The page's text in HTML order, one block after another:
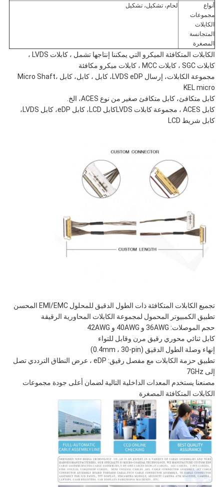
أنواع
مجموعات
الكابلات
المتجانسة
المصغرة
لحام، تشكيل، تشكيل
الكابلات المتكافئة الميكرو التي يمكننا إنتاجها تشمل ، كابلات LVDS ،
كابلات SGC ، كابلات MCC ، كابلات ميكرو مكافئة
مجموعة الكابلات، إرسال LVDS eDP، كابل ، كابل، كابل Micro Shaft،
KEL micro
كابل متكافئ، كابل متكافئ صغير من نوع ACES، الخ.
كابل ACES ، مجموعة كابلات LVDS
كابل LCD، كابل eDP، كابل LVDS،
كابل شريط LCD
تجميع الكابلات المتكافئة ذات الطول الدقيق للمحلول EMI/EMC المحسن
تطبيق الكمبيوتر المحمول لمجموعة الكابلات المحاورية الرقيقة
حجم الموصلات: 36AWG و 40AWG و 42AWG
كابل ثنائي محوري رقيق مرن وقابل للتواء
إنهاء وصلة الطول الدقيق (0.4mm ، 30-pin)
تطبيق حزمة الكابلات مع مفصل رقيق: eDP ، عرض النطاق الترددي تصل
إلى 7GHz
مصنعنا يستخدم المعدات الداخلية التالية لضمان أعلى جودة مجموعات
الكابلات المتكافئة المصغرة